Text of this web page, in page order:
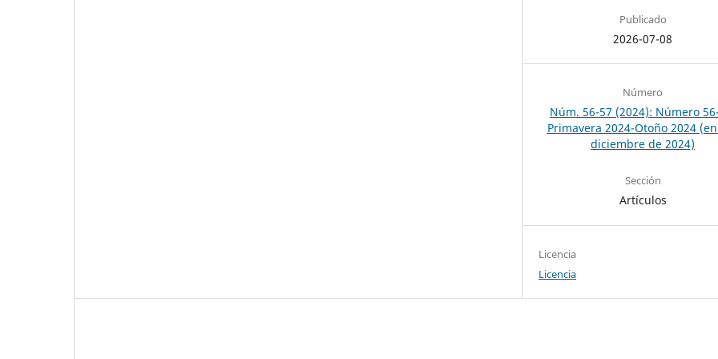
Publicado
2026-07-08
Número
Núm. 56-57 (2024): Número
Primavera 2024-Otoño 2024
diciembre de 2024)
Sección
Artículos
Licencia
Licencia